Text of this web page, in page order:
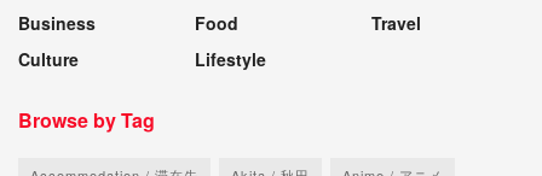
Business
Culture
Food
Lifestyle
Travel
Browse by Tag